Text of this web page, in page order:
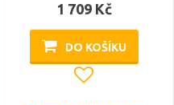
1 709 Kč
DO KOŠÍKU